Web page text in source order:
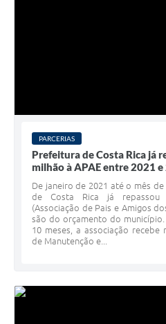
PARCERIAS
Prefeitura de Costa Rica já
milhão à APAE entre 2021
De janeiro de 2021 até o mês
de Costa Rica já repassou
(Associação de Pais e Amigos
são do orçamento do
10 meses, a associação recebe
de Manutenção e...